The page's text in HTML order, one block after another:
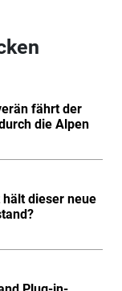
fährt der
die Alpen
hält dieser neue